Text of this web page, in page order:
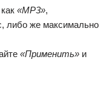
«MP3»,
либо же максимально
«Применить» и